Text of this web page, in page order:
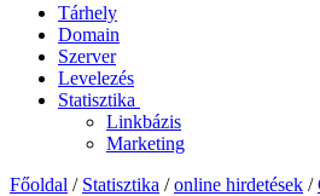
Tárhely
Domain
Szerver
Levelezés
Statisztika
Linkbázis
Marketing
Főoldal / Statisztika /online hirdetések /